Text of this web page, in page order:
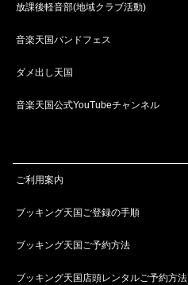
放課後軽音部(地域クラブ活動)
音楽天国バンドフェス
ダメ出し天国
音楽天国公式YouTubeチャンネル
ご利用案内
ブッキング天国ご登録の手順
ブッキング天国ご予約方法
ブッキング天国店頭レンタルご予約方法